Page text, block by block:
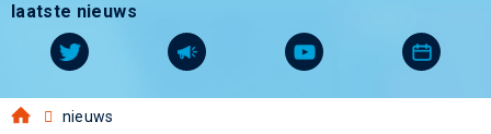
laatste nieuws
nieuws